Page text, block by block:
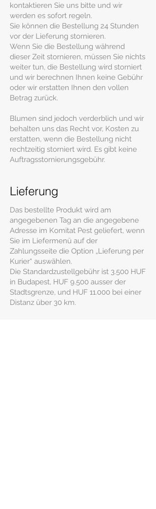
kontaktieren Sie uns bitte und wir
werden es sofort regeln.
Sie können die Bestellung 24 Stunden
vor der Lieferung stornieren.
Wenn Sie die Bestellung während
dieser Zeit stornieren, müssen Sie nichts
weiter tun, die Bestellung wird storniert
und wir berechnen Ihnen keine Gebühr
oder wir erstatten Ihnen den vollen
Betrag zurück.
Blumen sind jedoch verderblich und wir
behalten uns das Recht vor, Kosten zu
erstatten, wenn die Bestellung nicht
rechtzeitig storniert wird. Es gibt keine
Auftragsstornierungsgebühr.
Lieferung
Das bestellte Produkt wird am
angegebenen Tag an die angegebene
Adresse im Komitat Pest geliefert, wenn
Sie im Liefermenü auf der
Zahlungsseite die Option „Lieferung per
Kurier“ auswählen.
Die Standardzustellgebühr ist 3.500 HUF
in Budapest, HUF 9.500 ausser der
Stadtsgrenze, und HUF 11.000 bei einer
Distanz über 30 km.